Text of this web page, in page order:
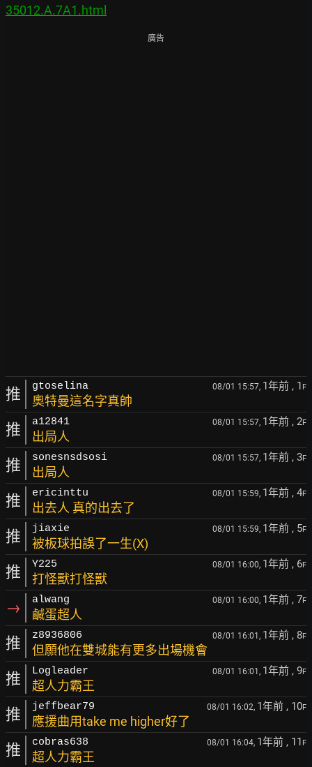
35012.A.7A1.html
廣告
推 gtoselina 08/01 15:57, 1年前 , 1 F
奧特曼這名字真帥
推 a12841 08/01 15:57, 1年前 , 2F
出局人
推 sonesnsdsosi 08/01 15:57, 1年前 , 3F
出局人
推 ericinttu 08/01 15:59, 1年前 , 4F
出去人 真的出去了
推 jiaxie 08/01 15:59, 1年前 , 5F
被板球拍誤了一生(X)
推 Y225 08/01 16:00, 1年前 , 6F
打怪獸打怪獸
→ alwang 08/01 16:00, 1年前 , 7F
鹹蛋超人
推 z8936806 08/01 16:01, 1年前 , 8F
但願他在雙城能有更多出場機會
推 Logleader 08/01 16:01, 1年前 , 9F
超人力霸王
推 jeffbear79 08/01 16:02, 1年前 , 10F
應援曲用take me higher好了
推 cobras638 08/01 16:04, 1年前 , 11 F
超人力霸王